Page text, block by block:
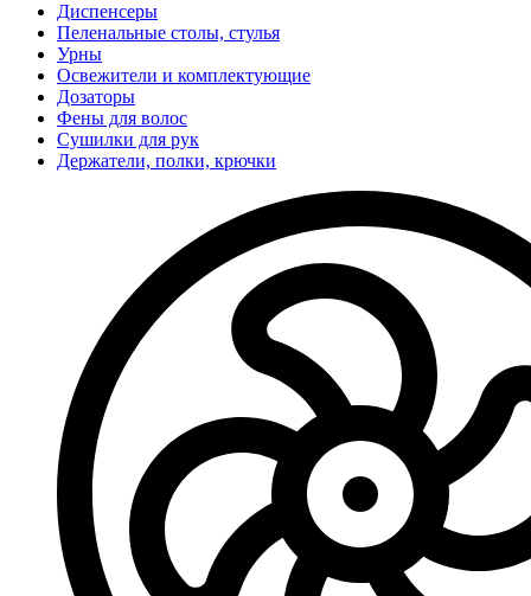
Диспенсеры
Пеленальные столы, стулья
Урны
Освежители и комплектующие
Дозаторы
Фены для волос
Сушилки для рук
Держатели, полки, крючки